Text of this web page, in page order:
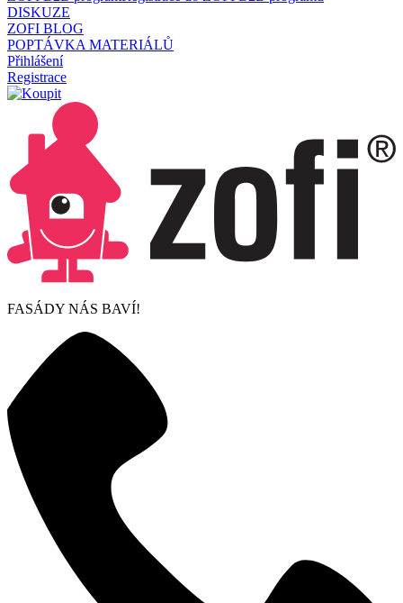
DISKUZE
ZOFI BLOG
POPTÁVKA MATERIÁLŮ
Přihlášení
Registrace
FASÁDY NÁS BAVÍ!